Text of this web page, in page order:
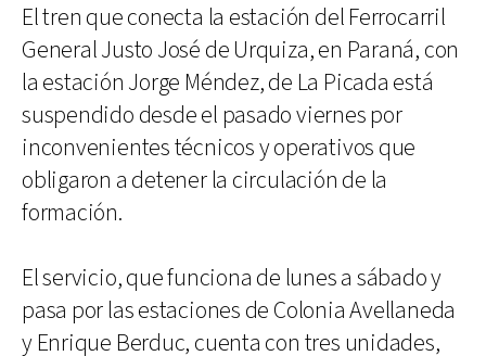
El tren que conecta la estación del Ferrocarril
General Justo José de Urquiza, en Paraná, con
la estación Jorge Méndez, de La Picada está
suspendido desde el pasado viernes por
inconvenientes técnicos y operativos que
obligaron a detener la circulación de la
formación.
El servicio, que funciona de lunes a sábado y
pasa por las estaciones de Colonia Avellaneda
y Enrique Berduc, cuenta con tres unidades,